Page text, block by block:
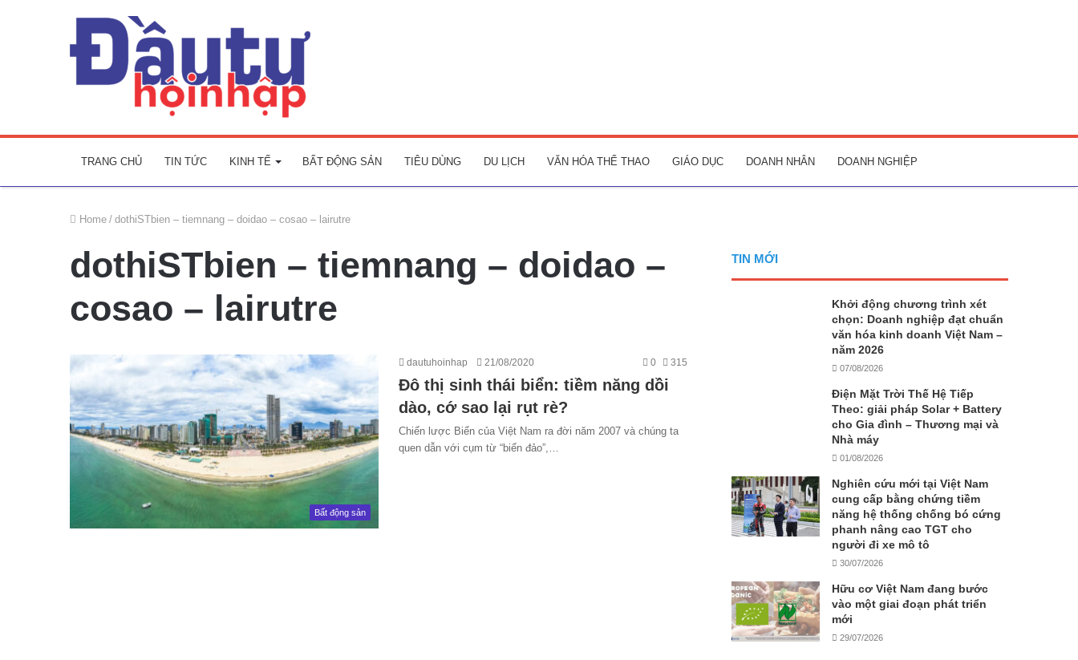
TRANG CHỦ TIN TỨC KINH TẾ BẤT ĐỘNG SẢN TIÊU DÙNG DU LỊCH VĂN HÓA THỂ THAO GIÁO DỤC DOANH NHÂN DOANH NGHIỆP
Home / dothiSTbien – tiemnang – doidao – cosao – lairutre
dothiSTbien – tiemnang – doidao –
cosao – lairutre
Bất động sản
dautuhoinhap 21/08/2020 0 315
Đô thị sinh thái biển: tiềm năng dồi
dào, cớ sao lại rụt rè?
Chiến lược Biển của Việt Nam ra đời năm 2007 và chúng ta
quen dẫn với cụm từ “biển đảo”,…
TIN MỚI
Khởi động chương trình xét
chọn: Doanh nghiệp đạt chuẩn
văn hóa kinh doanh Việt Nam –
năm 2026
07/08/2026
Điện Mặt Trời Thế Hệ Tiếp
Theo: giải pháp Solar + Battery
cho Gia đình – Thương mại và
Nhà máy
01/08/2026
Nghiên cứu mới tại Việt Nam
cung cấp bằng chứng tiềm
năng hệ thống chống bó cứng
phanh nâng cao TGT cho
người đi xe mô tô
30/07/2026
Hữu cơ Việt Nam đang bước
vào một giai đoạn phát triển
mới
29/07/2026